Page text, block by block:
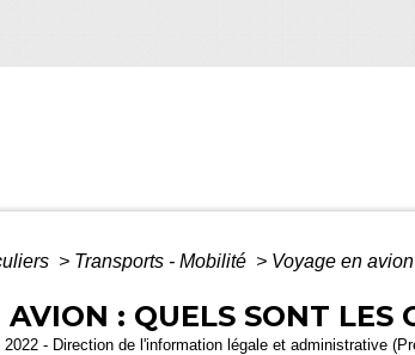
> Transports - Mobilité > Voyage en avion
AVION : QUELS SONT LES
- Direction de l'information légale et administrative